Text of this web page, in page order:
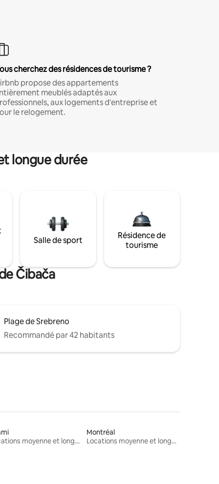
cherchez des résidences de tourisme ?
propose des appartements
meublés adaptés aux
aux logements d'entreprise et
le relogement.
longue durée
Salle de sport
Résidence de
tourisme
Čibača
Plage de Srebreno
Recommandé par 42 habitants
Locations moyenne et longue durée
Montréal
Locations moyenne et longue durée